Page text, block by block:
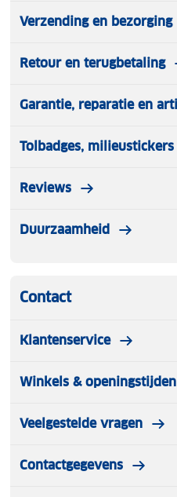
Verzending en bezorging
Retour en terugbetaling
Garantie, reparatie en
Tolbadges,
Reviews
Duurzaamheid
Contact
Klantenservice
Winkels & openingstijden
Veelgestelde vragen
Contactgegevens